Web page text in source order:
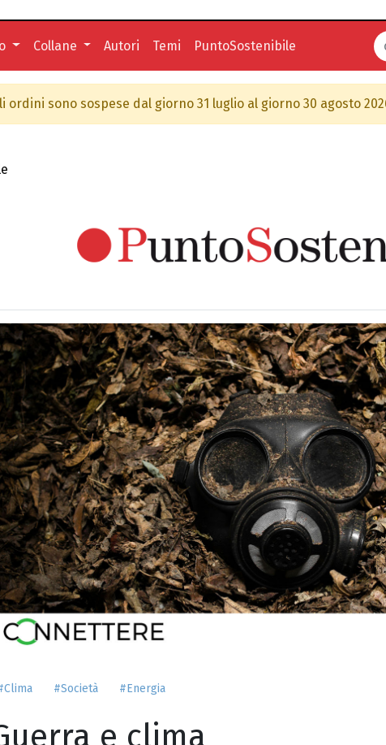
Collane Autori Temi PuntoSostenibile
ordini sono sospese dal giorno 31 luglio al giorno 30 agosto
#Società #Energia
e clima